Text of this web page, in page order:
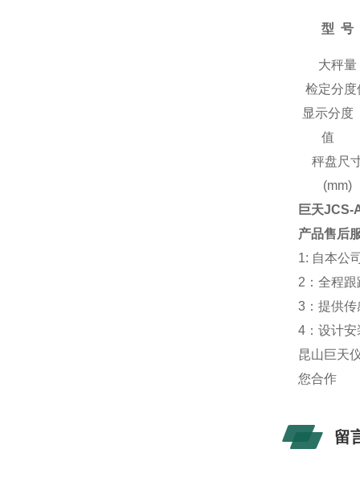
型 号
大秤量
检定分度
显示分度
值
秤盘尺
(mm)
巨天JCS-
产品售后
1: 自本公
2：全程
3：提供
4：设计
昆山巨天
您合作
留